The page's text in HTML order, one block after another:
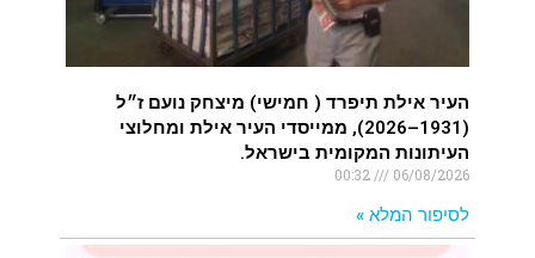
העיר אילת תיפרד ( חמישי) מיצחק נועם ז״ל
(1931–2026), ממייסדי העיר אילת ומחלוצי
העיתונות המקומית בישראל.
06/08/2026
לסיפור המלא »